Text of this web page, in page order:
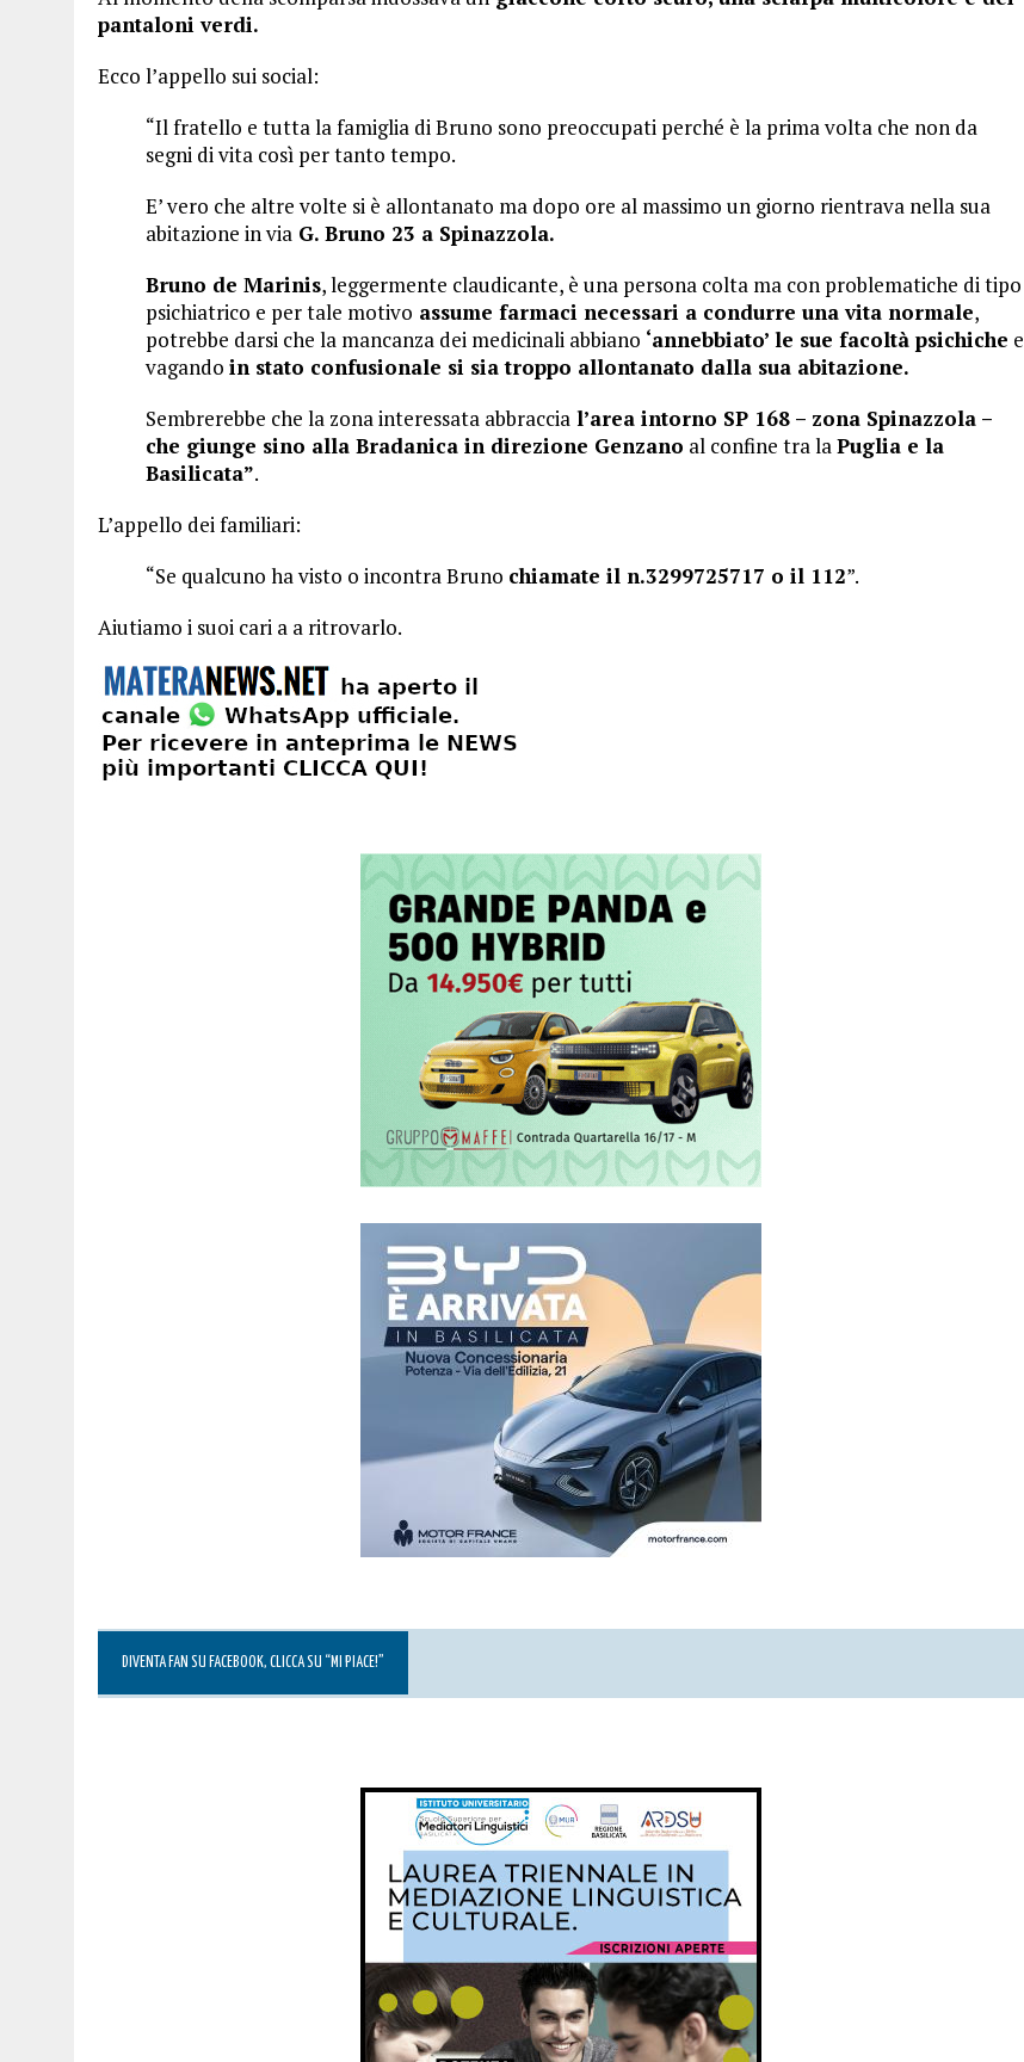
pantaloni verdi.
Ecco l’appello sui social:
“Il fratello e tutta la famiglia di Bruno sono preoccupati perché è la prima volta che non da
segni di vita così per tanto tempo.
E’ vero che altre volte si è allontanato ma dopo ore al massimo un giorno rientrava nella sua
abitazione in via G. Bruno 23 a Spinazzola.
Bruno de Marinis, leggermente claudicante, è una persona colta ma con problematiche di tipo
psichiatrico e per tale motivo assume farmaci necessari a condurre una vita normale,
potrebbe darsi che la mancanza dei medicinali abbiano ‘annebbiato’ le sue facoltà psichiche e
vagando in stato confusionale si sia troppo allontanato dalla sua abitazione.
Sembrerebbe che la zona interessata abbraccia l’area intorno SP 168 – zona Spinazzola –
che giunge sino alla Bradanica in direzione Genzano al confine tra laPuglia e la
Basilicata”.
L’appello dei familiari:
“Se qualcuno ha visto o incontra Bruno chiamate il n.3299725717 o il 112”.
Aiutiamo i suoi cari a a ritrovarlo.
DIVENTA FAN SU FACEBOOK, CLICCA SU “MI PIACE!”